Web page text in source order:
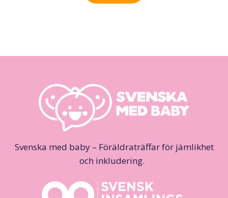
Svenska med baby – Föräldraträffar för jämlikhet
och inkludering.